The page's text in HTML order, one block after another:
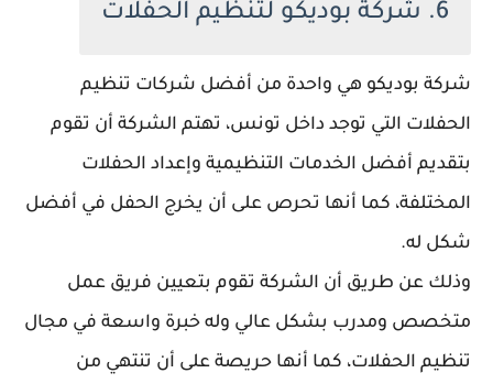
6. شركة بوديكو لتنظيم الحفلات
شركة بوديكو هي واحدة من أفضل شركات تنظيم
الحفلات التي توجد داخل تونس، تهتم الشركة أن تقوم
بتقديم أفضل الخدمات التنظيمية وإعداد الحفلات
المختلفة، كما أنها تحرص على أن يخرج الحفل في أفضل
شكل له.
وذلك عن طريق أن الشركة تقوم بتعيين فريق عمل
متخصص ومدرب بشكل عالي وله خبرة واسعة في مجال
تنظيم الحفلات، كما أنها حريصة على أن تنتهي من